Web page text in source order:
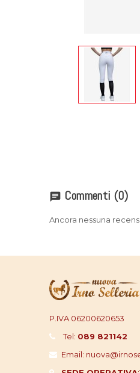
chat Commenti (0)
Ancora nessuna
P.IVA 06200620653
Tel: 089 821142
Email: